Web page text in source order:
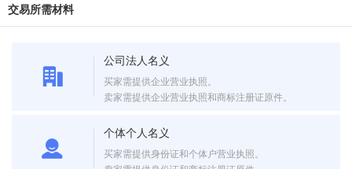
交易所需材料
公司法人名义
买家需提供企业营业执照。
卖家需提供企业营业执照和商标注册证原件。
个体个人名义
买家需提供身份证和个体户营业执照。